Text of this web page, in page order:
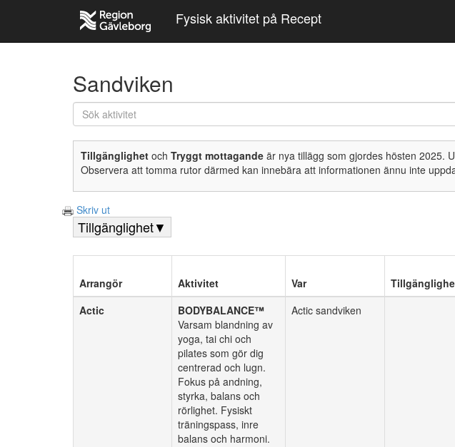
Fysisk aktivitet på Recept
Sandviken
Tillgänglighet och Tryggt mottagande är nya tillägg som gjordes hösten 2025.
Observera att tomma rutor därmed kan innebära att informationen ännu inte
Skriv ut
Tillgänglighet▼
Arrangör Aktivitet Var
Actic
BODYBALANCE™
Varsam blandning av
yoga, tai chi och
pilates som gör dig
centrerad och lugn.
Fokus på andning,
styrka, balans och
rörlighet. Fysiskt
träningspass, inre
balans och harmoni.
Actic sandviken